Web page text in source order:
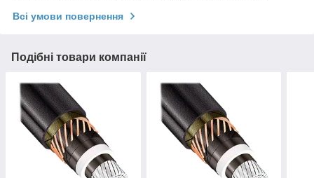
Всі умови повернення
Подібні товари компанії